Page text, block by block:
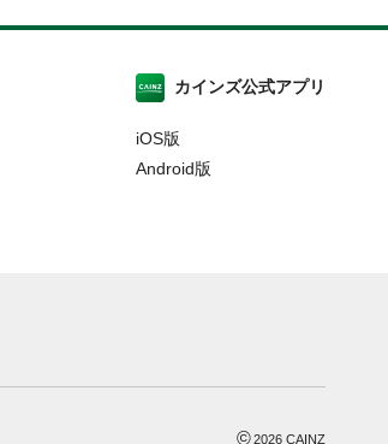
カインズ公式アプリ
iOS版
Android版
©2026 CAINZ